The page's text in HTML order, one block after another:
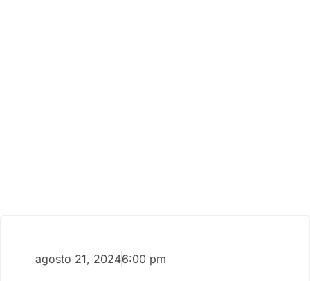
agosto 21, 20246:00 pm